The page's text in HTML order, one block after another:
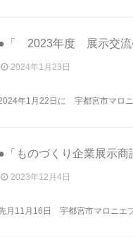
「 2023年度 展示交
2024年1月23日
年1月22日に 宇都宮市マロ
「ものづくり企業展示
2023年12月4日
月11月16日 宇都宮市マロニエ